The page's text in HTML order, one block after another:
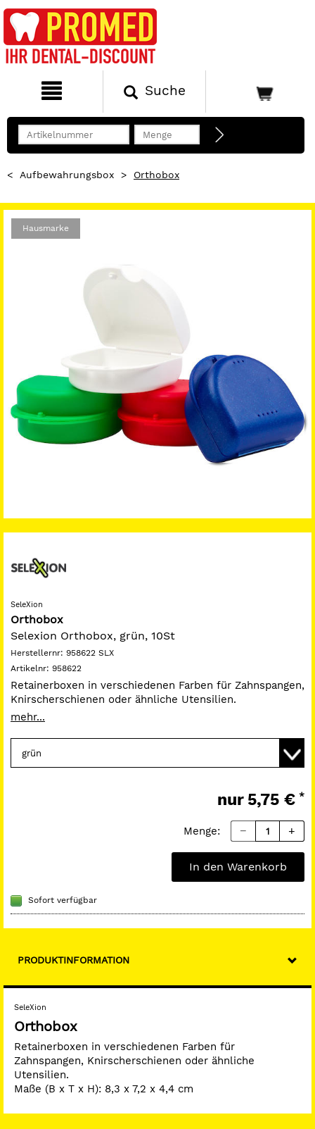
Suche
< Aufbewahrungsbox > Orthobox
Hausmarke
SeleXion
Orthobox
Selexion Orthobox, grün, 10St
Herstellernr: 958622 SLX
Artikelnr: 958622
Retainerboxen in verschiedenen Farben für Zahnspangen,
Knirscherschienen oder ähnliche Utensilien.
Maße (B x T x H): 8,3 x 7,2 x 4,4 cm
mehr...
nur 5,75 € *
Menge:
In den Warenkorb
Sofort verfügbar
PRODUKTINFORMATION
SeleXion
Orthobox
Retainerboxen in verschiedenen Farben für
Zahnspangen, Knirscherschienen oder ähnliche
Utensilien.
Maße (B x T x H): 8,3 x 7,2 x 4,4 cm